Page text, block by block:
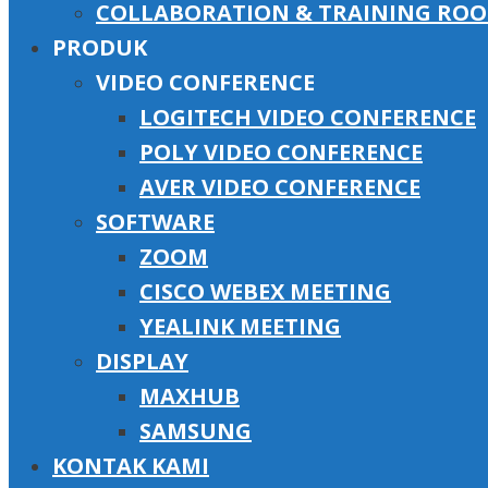
COLLABORATION & TRAINING
PRODUK
VIDEO CONFERENCE
LOGITECH VIDEO CONFERENCE
POLY VIDEO CONFERENCE
AVER VIDEO CONFERENCE
SOFTWARE
ZOOM
CISCO WEBEX MEETING
YEALINK MEETING
DISPLAY
MAXHUB
SAMSUNG
KONTAK KAMI